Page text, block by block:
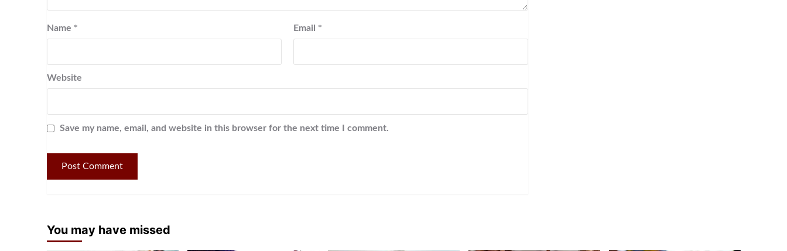
Name * Email *
Website
Save my name, email, and website in this browser for the next time I comment.
You may have missed